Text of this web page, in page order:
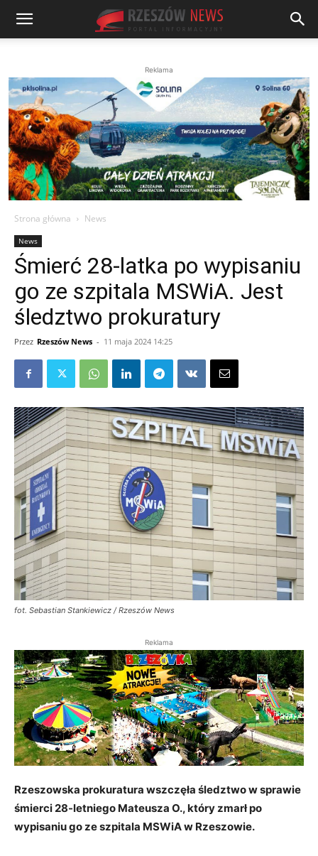
Reklama
Strona główna News
News
Śmierć 28-latka po wypisaniu
go ze szpitala MSWiA. Jest
śledztwo prokuratury
Przez Rzeszów News - 11 maja 2024 14:25
fot. Sebastian Stankiewicz / Rzeszów News
Reklama
Rzeszowska prokuratura wszczęła śledztwo w sprawie
śmierci 28-letniego Mateusza O., który zmarł po
wypisaniu go ze szpitala MSWiA w Rzeszowie.